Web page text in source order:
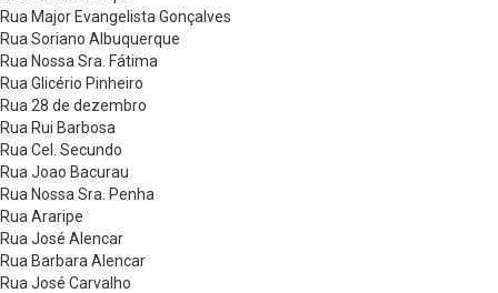
Rua Major Evangelista Gonçalves
Rua Soriano Albuquerque
Rua Nossa Sra. Fátima
Rua Glicério Pinheiro
Rua 28 de dezembro
Rua Rui Barbosa
Rua Cel. Secundo
Rua Joao Bacurau
Rua Nossa Sra. Penha
Rua Araripe
Rua José Alencar
Rua Barbara Alencar
Rua José Carvalho